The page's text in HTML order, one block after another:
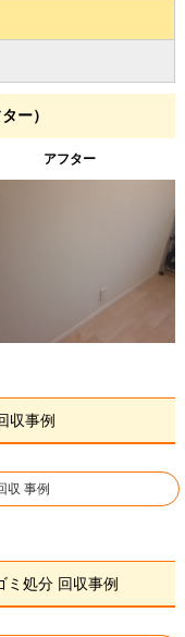
ー）
アフター
収事例
収 事例
ミ処分 回収事例